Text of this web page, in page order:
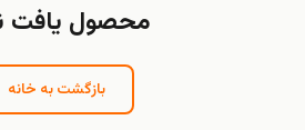
محصول یافت
بازگشت به خانه